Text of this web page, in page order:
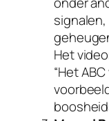
Het
“Het